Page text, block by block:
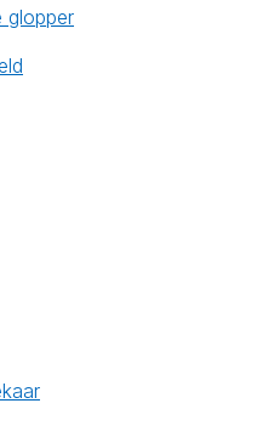
glopper